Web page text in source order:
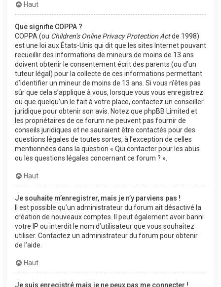
Haut
Que signifie COPPA ?
COPPA (ou Children’s Online Privacy Protection Actde 1998)
est une loi aux États-Unis qui dit que les sites Internet pouvant
recueillir des informations de mineurs de moins de 13 ans
doivent obtenir le consentement écrit des parents (ou d’un
tuteur légal) pour la collecte de ces informations permettant
d’identifier un mineur de moins de 13 ans. Si vous n’êtes pas
sûr que cela s’applique à vous, lorsque vous vous enregistrez
ou que quelqu’un le fait à votre place, contactez un conseiller
juridique pour obtenir son avis. Notez que phpBB Limited et
les propriétaires de ce forum ne peuvent pas fournir de
conseils juridiques et ne sauraient être contactés pour des
questions légales de toutes sortes, à l’exception de celles
mentionnées dans la question « Qui contacter pour les abus
ou les questions légales concernant ce forum ? ».
Haut
Je souhaite m’enregistrer, mais je n’y parviens pas !
Il est possible qu’un administrateur du forum ait désactivé la
création de nouveaux comptes. Il peut également avoir banni
votre IP ou interdit le nom d’utilisateur que vous souhaitez
utiliser. Contactez un administrateur du forum pour obtenir
de l’aide.
Haut
Je suis enregistré mais je ne peux pas me connecter !